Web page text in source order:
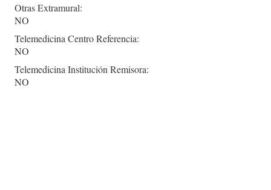
Otras Extramural:
NO
Telemedicina Centro Referencia:
NO
Telemedicina Institución Remisora:
NO